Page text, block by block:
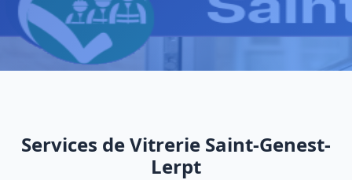
Services de Vitrerie Saint-Genest-
Lerpt